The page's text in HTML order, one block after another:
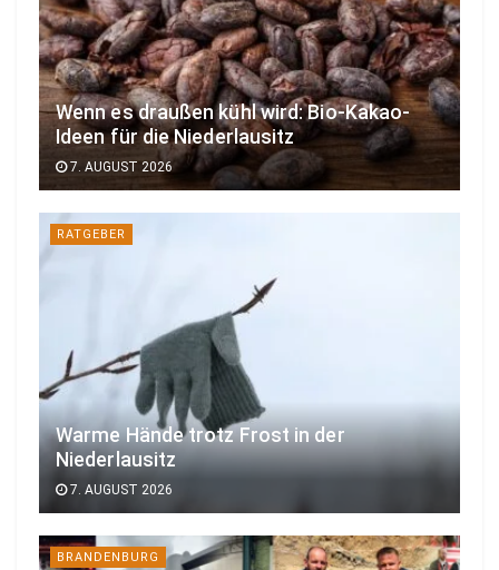
Wenn es draußen kühl wird: Bio-Kakao-
Ideen für die Niederlausitz
7. AUGUST 2026
RATGEBER
Warme Hände trotz Frost in der
Niederlausitz
7. AUGUST 2026
BRANDENBURG